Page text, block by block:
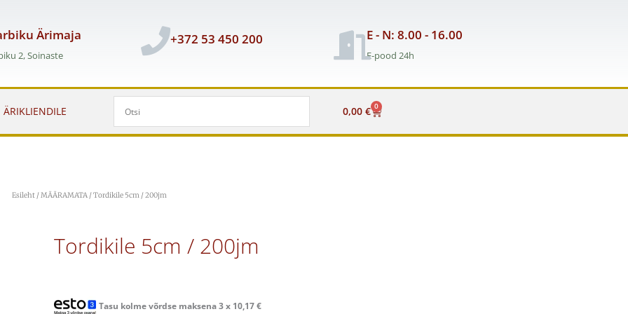
Ärimaja
2, Soinaste
+372 53 450 200 E - N: 8.00 - 16.00
E-pood 24h
ÄRIKLIENDILE 0,00 € 0
Cart
Esileht/MÄÄRAMATA/ Tordikile 5cm / 200jm
Tordikile 5cm / 200jm
Tasu kolme võrdse maksena 3 x 10,17€